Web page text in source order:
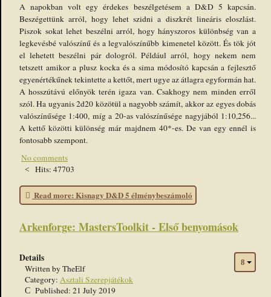
A napokban volt egy érdekes beszélgetésem a D&D 5 kapcsán.
Beszégettünk arról, hogy lehet szidni a diszkrét lineáris eloszlást.
Piszok sokat lehet beszélni arról, hogy hányszoros különbség van a
legkevésbé valószínű és a legvalószínűbb kimenetel között. És tök jót
el lehetett beszélni pár dologról. Például arról, hogy nekem nem
tetszett amikor a plusz kocka és a sima módosító kapcsán a fejlesztő
egyenértékűnek tekintette a kettőt, mert ugye az átlagra egyformán hat.
A hosszútávú előnyök terén igaza van. Csakhogy nem minden erről
szól. Ha ugyanis 2d20 közötül a nagyobb számít, akkor az egyes dobás
valószínűsége 1:400, míg a 20-as valószínűsége nagyjából 1:10,256...
A kettő közötti különség már majdnem 40*-es. De van egy ennél is
fontosabb szempont.
No comments
Hits: 47703
Read more: Kisnagy D&D 5 élménybeszámoló
Arkenforge: MastersToolkit - Első benyomások
Details
Written byTheElf
Category: Asztali Szerepjátékok
Published: 21 July 2019